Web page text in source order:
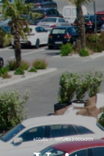
ACCUEIL VOITURES D'OCCASION